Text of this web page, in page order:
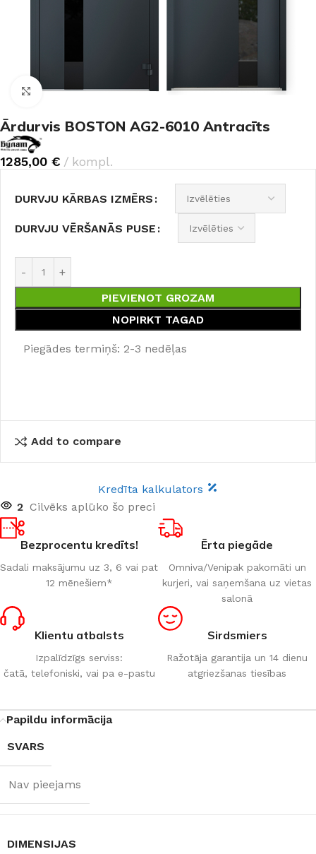
Noklikšķiniet, lai palielinātu
Ārdurvis BOSTON AG2-6010 Antracīts
1285,00 € kompl.
DURVJU KĀRBAS IZMĒRS
DURVJU VĒRŠANĀS PUSE
PIEVIENOT GROZAM
NOPIRKT TAGAD
Piegādes termiņš: 2-3 nedēļas
Add to compare
Kredīta kalkulators
2 Cilvēks aplūko šo preci
Bezprocentu kredīts!
Sadali maksājumu uz 3, 6 vai pat
12 mēnešiem*
Ērta piegāde
Omniva/Venipak pakomāti un
kurjeri, vai saņemšana uz vietas
salonā
Klientu atbalsts
Izpalīdzīgs serviss:
čatā, telefoniski, vai pa e-pastu
Sirdsmiers
Ražotāja garantija un 14 dienu
atgriezšanas tiesības
Papildu informācija
SVARS
Nav pieejams
DIMENSIJAS